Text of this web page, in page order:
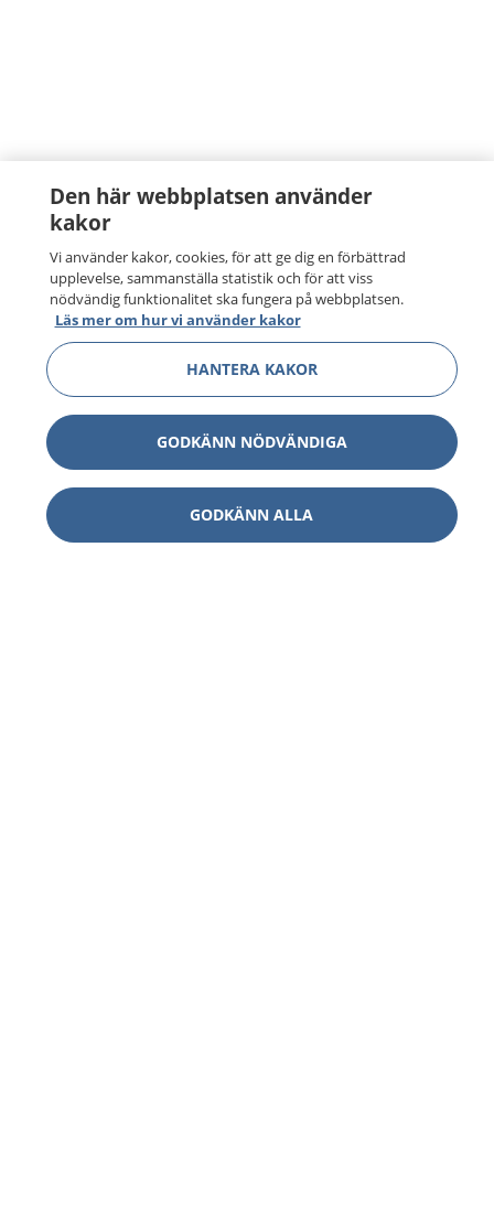
Den här webbplatsen använder
kakor
Vi använder kakor, cookies, för att ge dig en förbättrad
upplevelse, sammanställa statistik och för att viss
nödvändig funktionalitet ska fungera på webbplatsen.
Läs mer om hur vi använder kakor
HANTERA KAKOR
GODKÄNN NÖDVÄNDIGA
GODKÄNN ALLA